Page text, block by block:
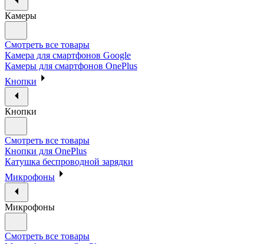
Камеры
Смотреть все товары
Камера для смартфонов Google
Камеры для смартфонов OnePlus
Кнопки
Кнопки
Смотреть все товары
Кнопки для OnePlus
Катушка беспроводной зарядки
Микрофоны
Микрофоны
Смотреть все товары